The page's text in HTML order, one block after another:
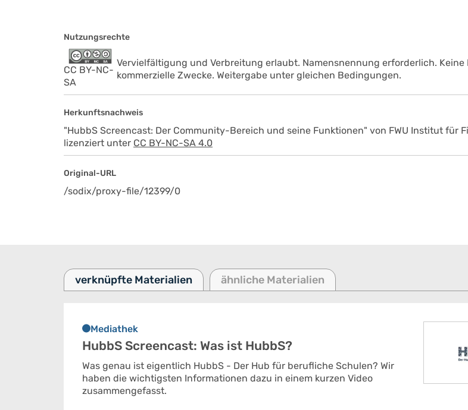
Nutzungsrechte
CC BY-NC-
SA
Vervielfältigung und Verbreitung erlaubt. Namensnennung erforderlich.
kommerzielle Zwecke. Weitergabe unter gleichen Bedingungen.
Herkunftsnachweis
"HubbS Screencast: Der Community-Bereich und seine Funktionen" von FWU Institut für
lizenziert unter CC BY-NC-SA 4.0
Original-URL
/sodix/proxy-file/12399/0
verknüpfte Materialien ähnliche Materialien
Mediathek
HubbS Screencast: Was ist HubbS?
Was genau ist eigentlich HubbS - Der Hub für berufliche Schulen? Wir
haben die wichtigsten Informationen dazu in einem kurzen Video
zusammengefasst.